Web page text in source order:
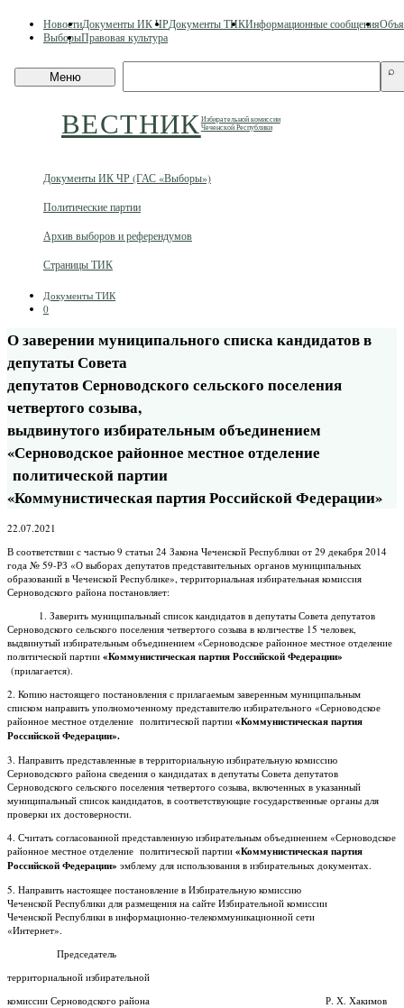
content
НовостиДокументы ИК ЧРДокументы ТИКИнформационные сообщения
ВыборыПравовая культура
Меню
ВЕСТНИКИзбирательной комиссии
Чеченской Республики
сайту
⌕
Документы ИК ЧР (ГАС «Выборы»)
Политические партии
Архив выборов и референдумов
Страницы ТИК
Документы ТИК
0
О заверении муниципального списка кандидатов в
депутаты Совета
депутатов Серноводского сельского поселения
четвертого созыва,
выдвинутого избирательным объединением
«Серноводское районное местное отделение
политической партии
«Коммунистическая партия Российской Федерации»
22.07.2021
В соответствии с частью 9 статьи 24 Закона Чеченской Республики от 29 декабря 2014
года № 59-РЗ «О выборах депутатов представительных органов муниципальных
образований в Чеченской Республике», территориальная избирательная комиссия
Серноводского района постановляет:
1. Заверить муниципальный список кандидатов в депутаты Совета депутатов
Серноводского сельского поселения четвертого созыва в количестве 15 человек,
выдвинутый избирательным объединением «Серноводское районное местное отделение
политической партии «Коммунистическая партия Российской Федерации»
(прилагается).
2. Копию настоящего постановления с прилагаемым заверенным муниципальным
списком направить уполномоченному представителю избирательного «Серноводское
районное местное отделение политической партии «Коммунистическая партия
Российской Федерации».
3. Направить представленные в территориальную избирательную комиссию
Серноводского района сведения о кандидатах в депутаты Совета депутатов
Серноводского сельского поселения четвертого созыва, включенных в указанный
муниципальный список кандидатов, в соответствующие государственные органы для
проверки их достоверности.
4. Считать согласованной представленную избирательным объединением «Серноводское
районное местное отделение политической партии «Коммунистическая партия
Российской Федерации» эмблему для использования в избирательных документах.
5. Направить настоящее постановление в Избирательную комиссию
Чеченской Республики для размещения на сайте Избирательной комиссии
Чеченской Республики в информационно-телекоммуникационной сети
«Интернет».
Председатель
территориальной избирательной
комиссии Серноводского района Р. Х. Хакимов